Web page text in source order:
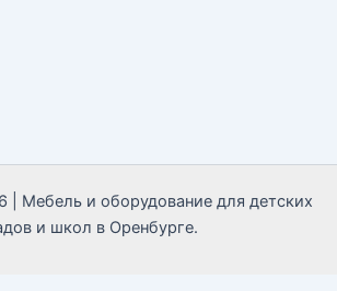
| Мебель и оборудование для детских
и школ в Оренбурге.